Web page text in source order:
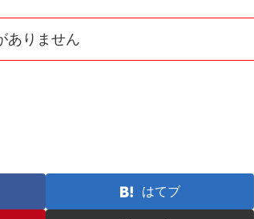
ありません
はてブ